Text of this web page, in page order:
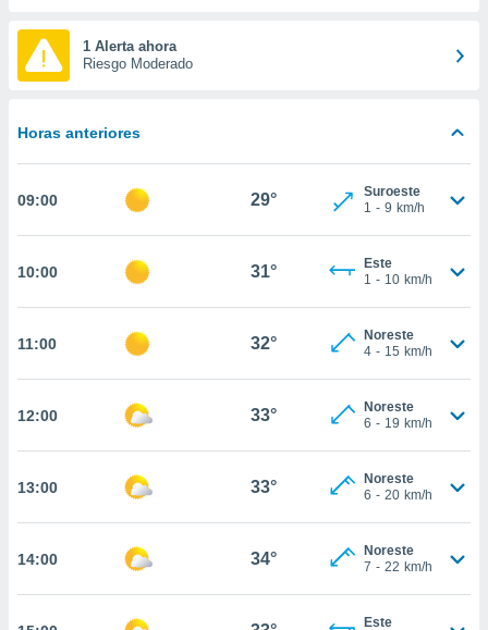
basada
permite
seguir
coste.
botón
a la
todas
nos
y análisis
como
y
en
1 Alerta ahora
Riesgo Moderado
Horas anteriores
09:00 29°
Suroeste
1 - 9 km/h
10:00 31°
Este
1 - 10 km/h
11:00 32°
Noreste
4 - 15 km/h
12:00 33°
Noreste
6 - 19 km/h
13:00 33°
Noreste
6 - 20 km/h
14:00 34°
Noreste
7 - 22 km/h
Este